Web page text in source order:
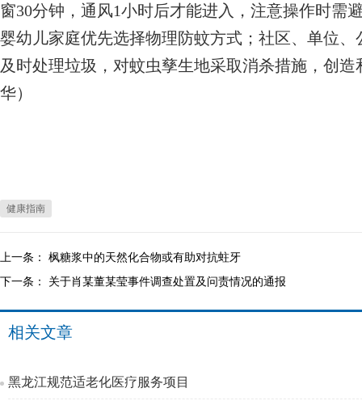
窗30分钟，通风1小时后才能进入，注意操作时需
婴幼儿家庭优先选择物理防蚊方式；社区、单位
及时处理垃圾，对蚊虫孳生地采取消杀措施，创
华）
健康指南
上一条： 枫糖浆中的天然化合物或有助对抗蛀牙
下一条： 关于肖某董某莹事件调查处置及问责情况的通报
相关文章
黑龙江规范适老化医疗服务项目